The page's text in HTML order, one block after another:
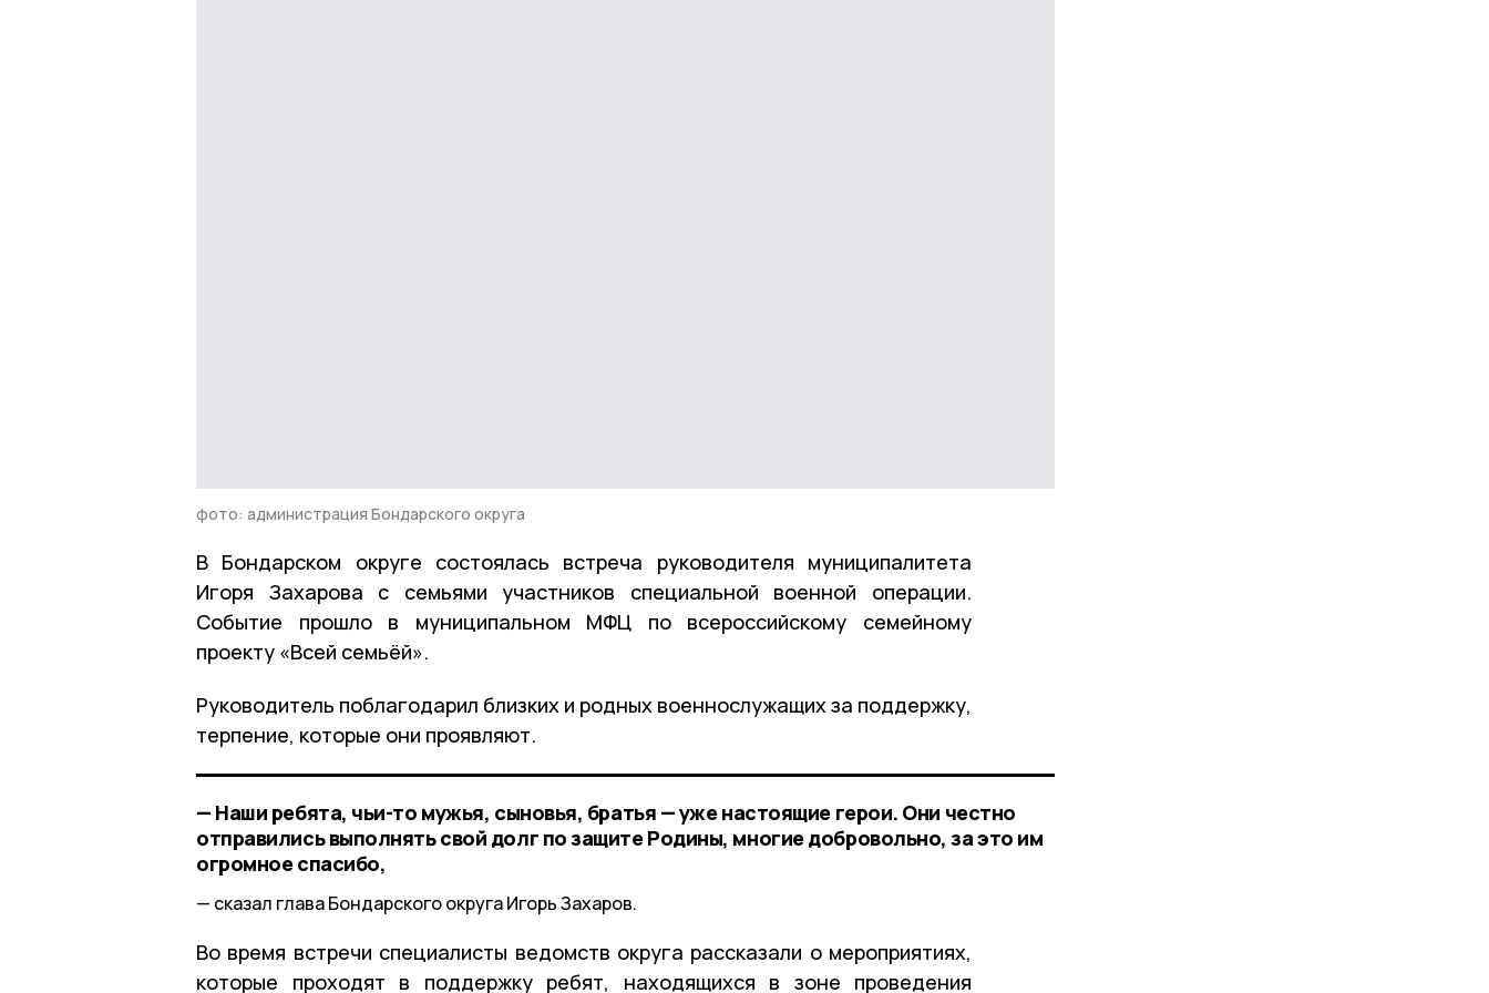
фото: администрация Бондарского округа
В Бондарском округе состоялась встреча руководителя муниципалитета
Игоря Захарова с семьями участников специальной военной операции.
Событие прошло в муниципальном МФЦ по всероссийскому семейному
проекту «Всей семьёй».
Руководитель поблагодарил близких и родных военнослужащих за поддержку,
терпение, которые они проявляют.
— Наши ребята, чьи-то мужья, сыновья, братья — уже настоящие герои. Они честно
отправились выполнять свой долг по защите Родины, многие добровольно, за это им
огромное спасибо,
сказал глава Бондарского округа Игорь Захаров.
Во время встречи специалисты ведомств округа рассказали о мероприятиях,
которые проходят в поддержку ребят, находящихся в зоне проведения